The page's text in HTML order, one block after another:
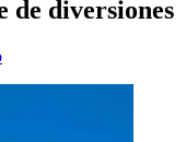
de diversiones